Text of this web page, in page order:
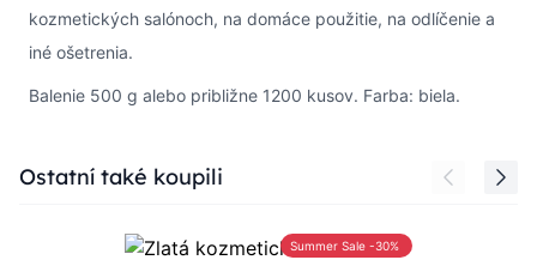
kozmetických salónoch, na domáce použitie, na odlíčenie a
iné ošetrenia.
Balenie 500 g alebo približne 1200 kusov. Farba: biela.
Press to skip carousel
Ostatní také koupili
Summer Sale -30%